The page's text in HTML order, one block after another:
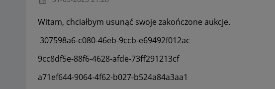
Witam, chciałbym usunąć swoje zakończone aukcje.
307598a6-c080-46eb-9ccb-e69492f012ac
9cc8df5e-88f6-4628-afde-73ff291213cf
a71ef644-9064-4f62-b027-b524a84a3aa1